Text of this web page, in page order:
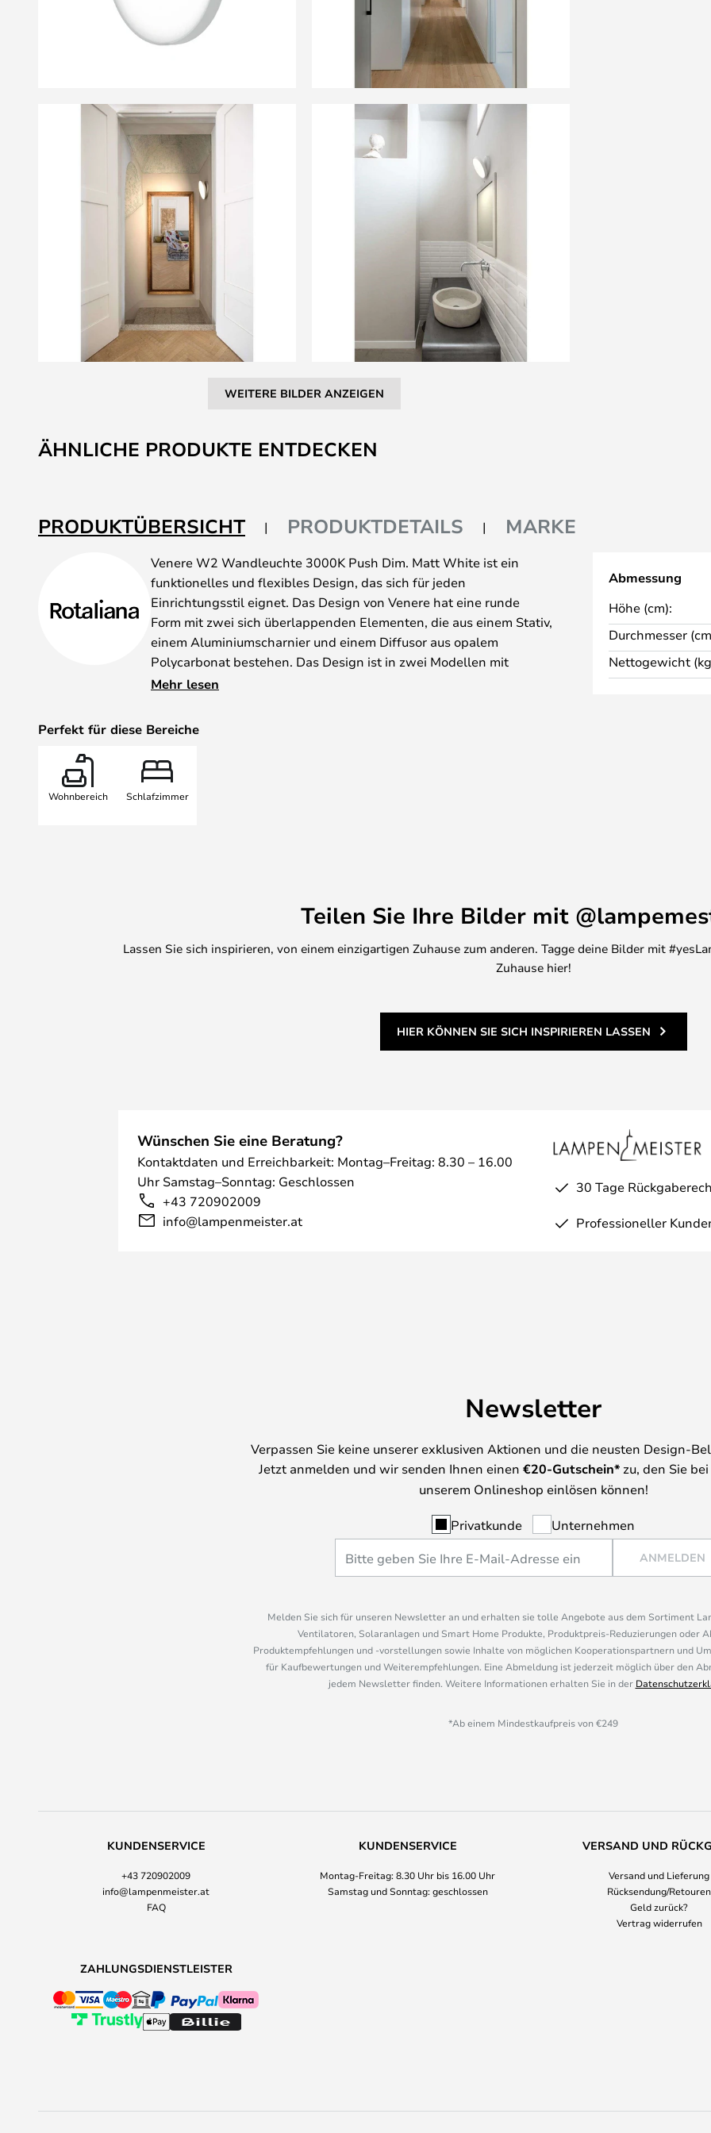
WEITERE BILDER ANZEIGEN
Anfang
der
ÄHNLICHE PRODUKTE ENTDECKEN
PRODUKTÜBERSICHT PRODUKTDETAILS MARKE
Venere W2 Wandleuchte 3000K Push Dim. Matt White ist ein
funktionelles und flexibles Design, das sich für jeden
Einrichtungsstil eignet. Das Design von Venere hat eine runde
Form mit zwei sich überlappenden Elementen, die aus einem Stativ,
einem Aluminiumscharnier und einem Diffusor aus opalem
Polycarbonat bestehen. Das Design ist in zwei Modellen mit
Durchmessern von 25 und 33 cm erhältlich, so dass Sie die beste
Modelle lassen sich um bis zu 96 Grad öffnen und um 355 Grad in
Bedürfnisse anpassen lässt. Die beiden Modelle bieten zwischen
2700 und 3000 Kelvin, so dass Sie zwischen einer etwas wärmeren
und einer etwas kühleren Farbe wählen können, um die perfekte
Mehr lesen
Perfekt für diese Bereiche
Wohnbereich Schlafzimmer
Abmessung
Höhe (cm):
Durchmesser
Nettogewicht
Teilen Sie Ihre Bilder mit
Lassen Sie sich inspirieren, von einem einzigartigen Zuhause zum anderen. Tagge deine Bilder mit
Zuhause hier!
HIER KÖNNEN SIE SICH INSPIRIEREN LASSEN
Wünschen Sie eine Beratung?
Kontaktdaten und Erreichbarkeit: Montag–Freitag: 8.30 – 16.00
Uhr Samstag–Sonntag: Geschlossen
+43 720902009
info@lampenmeister.at
30 Tage
Professioneller
Newsletter
Verpassen Sie keine unserer exklusiven Aktionen und die neusten Design-
Jetzt anmelden und wir senden Ihnen einen €20-Gutschein* zu, den Sie
unserem Onlineshop einlösen können!
Privatkunde Unternehmen
ANMELDEN
Melden Sie sich für unseren Newsletter an und erhalten sie tolle Angebote aus dem Sortiment
Ventilatoren, Solaranlagen und Smart Home Produkte, Produktpreis-Reduzierungen oder
Produktempfehlungen und -vorstellungen sowie Inhalte von möglichen Kooperationspartnern und
für Kaufbewertungen und Weiterempfehlungen. Eine Abmeldung ist jederzeit möglich über den
jedem Newsletter finden. Weitere Informationen erhalten Sie in der
*Ab einem Mindestkaufpreis von €249
KUNDENSERVICE
+43 720902009
info@lampenmeister.at
FAQ
KUNDENSERVICE
Montag-Freitag: 8.30 Uhr bis 16.00 Uhr
Samstag und Sonntag: geschlossen
VERSAND UND
Versand und Lieferung
Rücksendung/Retouren
Geld zurück?
Vertrag widerrufen
ZAHLUNGSDIENSTLEISTER